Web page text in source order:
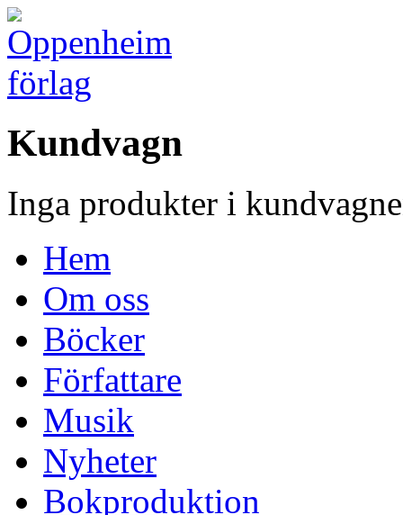
Kundvagn
Inga produkter i
Hem
Om oss
Böcker
Författare
Musik
Nyheter
Bokproduktion